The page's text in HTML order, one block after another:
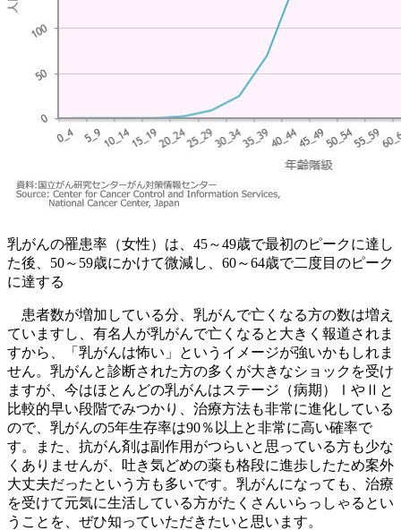
乳がんの罹患率（女性）は、45～49歳で最初のピークに達し
た後、50～59歳にかけて微減し、60～64歳で二度目のピーク
に達する
患者数が増加している分、乳がんで亡くなる方の数は増え
ていますし、有名人が乳がんで亡くなると大きく報道されま
すから、「乳がんは怖い」というイメージが強いかもしれま
せん。乳がんと診断された方の多くが大きなショックを受け
ますが、今はほとんどの乳がんはステージ（病期）ⅠやⅡと
比較的早い段階でみつかり、治療方法も非常に進化している
ので、乳がんの5年生存率は90％以上と非常に高い確率で
す。また、抗がん剤は副作用がつらいと思っている方も少な
くありませんが、吐き気どめの薬も格段に進歩したため案外
大丈夫だったという方も多いです。乳がんになっても、治療
を受けて元気に生活している方がたくさんいらっしゃるとい
うことを、ぜひ知っていただきたいと思います。